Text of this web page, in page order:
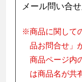
メール問い合
※商品に関して
品お問合せ」
商品ページ内
は商品名が共